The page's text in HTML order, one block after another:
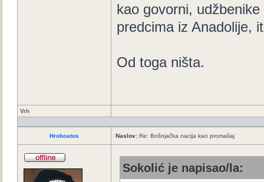
kao govorni,
predcima iz Anadolije,
Od toga ništa.
Vrh
Hroboatos Naslov: Re: Bošnjačka nacija kao promašaj
Sokolić je napisao/la: